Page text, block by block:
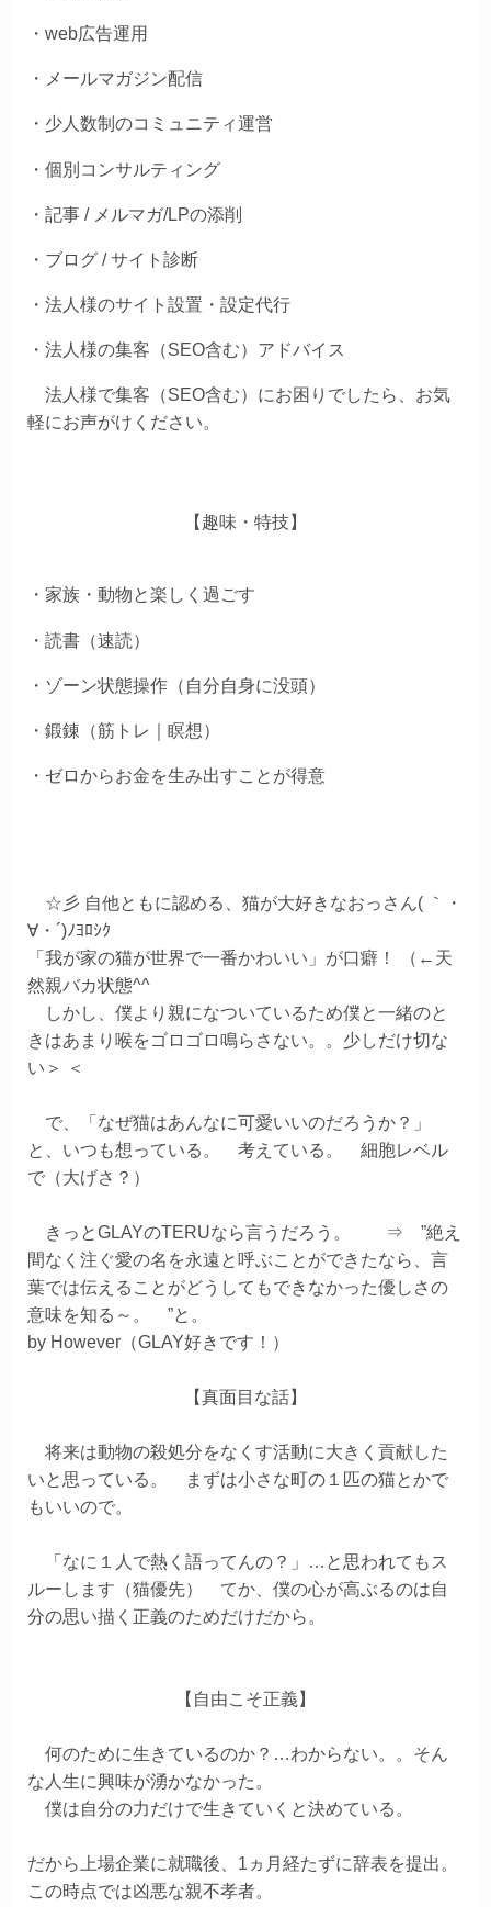
・web広告運用
・メールマガジン配信
・少人数制のコミュニティ運営
・個別コンサルティング
・記事 / メルマガ/LPの添削
・ブログ / サイト診断
・法人様のサイト設置・設定代行
・法人様の集客（SEO含む）アドバイス
法人様で集客（SEO含む）にお困りでしたら、お気
軽にお声がけください。
【趣味・特技】
・家族・動物と楽しく過ごす
・読書（速読）
・ゾーン状態操作（自分自身に没頭）
・鍛錬（筋トレ｜瞑想）
・ゼロからお金を生み出すことが得意
☆彡 自他ともに認める、猫が大好きなおっさん( ｀・
∀・´)ﾉﾖﾛｼｸ
「我が家の猫が世界で一番かわいい」が口癖！ （←天
然親バカ状態^^
しかし、僕より親になついているため僕と一緒のと
きはあまり喉をゴロゴロ鳴らさない。。少しだけ切な
い＞ ＜
で、「なぜ猫はあんなに可愛いいのだろうか？」
と、いつも想っている。 考えている。 細胞レベル
で（大げさ？）
きっとGLAYのTERUなら言うだろう。 ⇒ ”絶え
間なく注ぐ愛の名を永遠と呼ぶことができたなら、言
葉では伝えることがどうしてもできなかった優しさの
意味を知る～。 ”と。
by However（GLAY好きです！）
【真面目な話】
将来は動物の殺処分をなくす活動に大きく貢献した
いと思っている。
まずは小さな町の１匹の猫とかで
もいいので。
「なに１人で熱く語ってんの？」
…と思われてもス
ルーします（猫優先） てか、僕の心が高ぶるのは自
分の思い描く正義のためだけだから。
【自由こそ正義】
何のために生きているのか？…わからない。。そん
な人生に興味が湧かなかった。
僕は自分の力だけで生きていくと決めている。
だから上場企業に就職後、1ヵ月経たずに辞表を提出。
この時点では凶悪な親不孝者。